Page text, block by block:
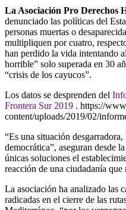
La Asociación Pro Derechos
denunciado las políticas del
personas muertas o
multipliquen por cuatro,
han perdido la vida intentando
horrible” solo superada en 30
“crisis de los cayucos”.
Los datos se desprenden del
Frontera Sur 2019 . https://
content/uploads/2019/02/
“Es una situación
democrática”, aseguran desde
únicas soluciones el
reacción de una ciudadanía
La asociación ha analizado las
radicadas en el cierre de las